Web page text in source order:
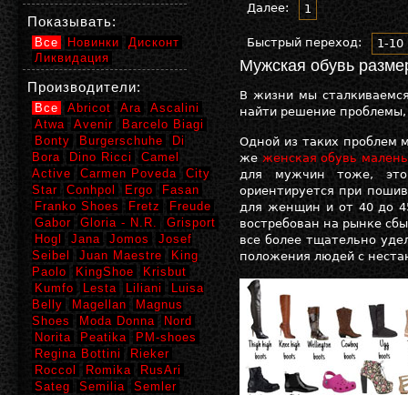
Далее: 1
Быстрый переход: 1-10
Мужская обувь
В жизни мы
найти решение проблемы,
Одной из таких проблем
жеженская обувь
для мужчин тоже, это
ориентируется при
для женщин и от 40 до
востребован на рынке
все более тщательно
положения людей с
Показывать:
Все Новинки
Дисконт
Ликвидация
Производители:
Все Abricot Ara
Ascalini
Atwa
Avenir
Barcelo Biagi
Bonty
Burgerschuhe
Di
Bora
Dino Ricci
Camel
Active
Carmen Poveda
City
Star
Conhpol Ergo
Fasan
Franko Shoes
Fretz
Freude
Gabor
Gloria - N.R.
Grisport
Hogl
Jana Jomos
Josef
Seibel
Juan Maestre
King
Paolo
KingShoe
Krisbut
Kumfo
Lesta Liliani
Luisa
Belly
Magellan
Magnus
Shoes
Moda Donna
Nord
Norita
Peatika
PM-shoes
Regina Bottini
Rieker
Roccol
Romika
RusAri
Sateg
Semilia
Semler